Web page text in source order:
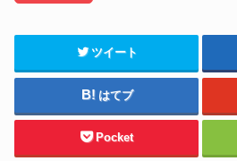
ツイート
はてブ
Pocket